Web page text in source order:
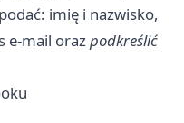
imię i nazwisko,
e‑mail orazpodkreślić